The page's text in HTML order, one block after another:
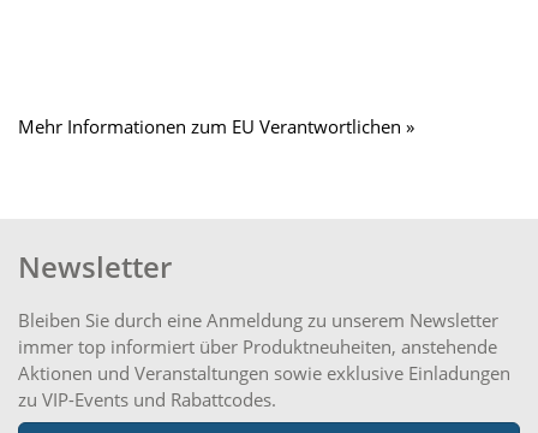
Mehr Informationen zum EU Verantwortlichen »
Newsletter
Bleiben Sie durch eine Anmeldung zu unserem Newsletter
immer top informiert über Produktneuheiten, anstehende
Aktionen und Veranstaltungen sowie exklusive Einladungen
zu VIP-Events und Rabattcodes.